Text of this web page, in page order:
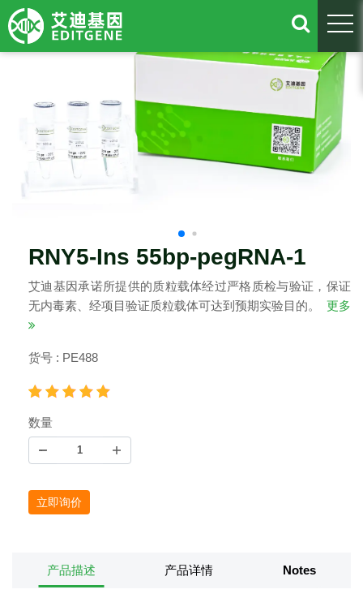
RNY5-Ins 55bp-pegRNA-1
艾迪基因承诺所提供的质粒载体经过严格质检与验证，保证
无内毒素、经项目验证质粒载体可达到预期实验目的。
更多
货号 : PE488
数量
立即询价
产品描述 产品详情 Notes